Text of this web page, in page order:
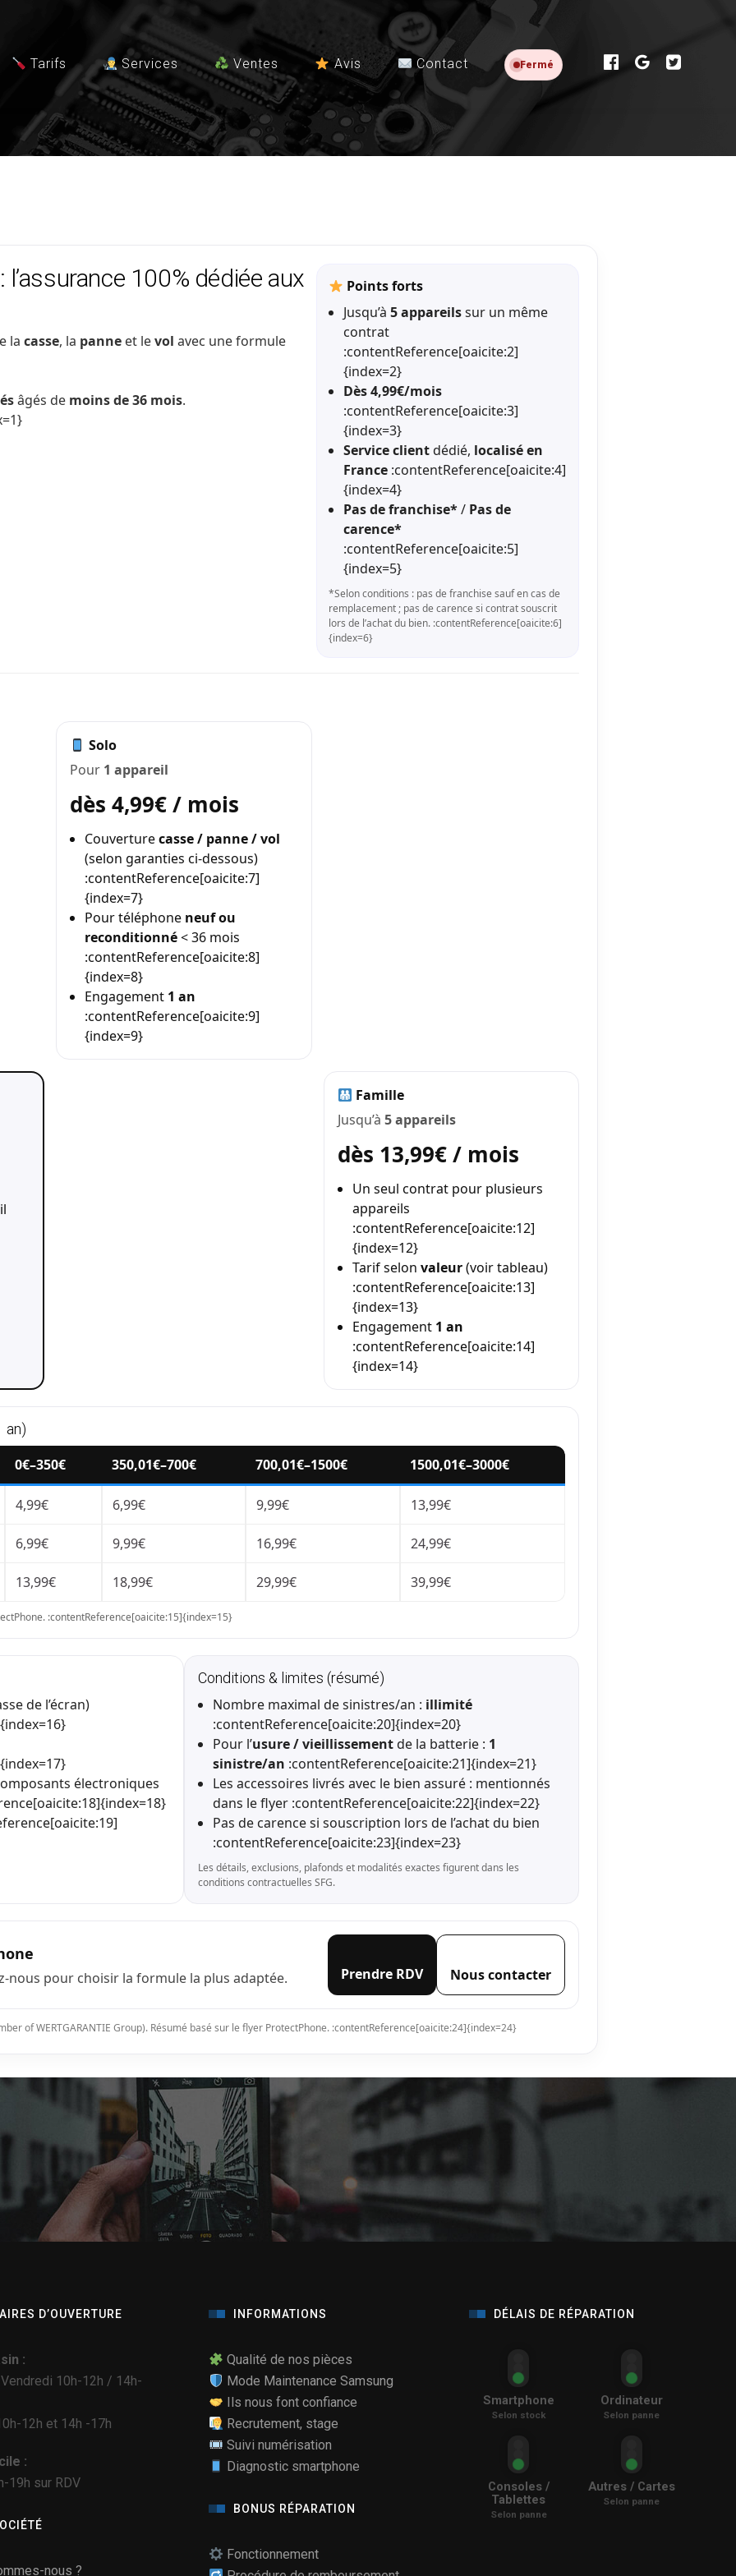
Tarifs Services Ventes Avis Contact Fermé
100% dédiée aux
la casse, la panne et levol avec une formule
âgés de moins de 36 mois.
Points forts
Jusqu’à 5 appareilssur un même
contrat
:contentReference[oaicite:2]
{index=2}
Dès 4,99€/mois
:contentReference[oaicite:3]
{index=3}
Service clientdédié, localisé en
France :contentReference[oaicite:4]
{index=4}
Pas de franchise*/ Pas de
carence*
:contentReference[oaicite:5]
{index=5}
*Selon conditions : pas de franchise sauf en cas de
remplacement ; pas de carence si contrat souscrit
lors de l’achat du bien. :contentReference[oaicite:6]
{index=6}
Solo
Pour 1 appareil
dès 4,99€ / mois
Couverturecasse / panne / vol
(selon garanties ci-dessous)
:contentReference[oaicite:7]
{index=7}
Pour téléphone neuf ou
reconditionné< 36 mois
:contentReference[oaicite:8]
{index=8}
Engagement 1 an
:contentReference[oaicite:9]
{index=9}
Famille
Jusqu’à 5 appareils
dès 13,99€ / mois
Un seul contrat pour plusieurs
appareils
:contentReference[oaicite:12]
{index=12}
Tarif selon valeur(voir tableau)
:contentReference[oaicite:13]
{index=13}
Engagement 1 an
:contentReference[oaicite:14]
{index=14}
an)
0€–350€ 350,01€–700€ 700,01€–1500€ 1500,01€–3000€
4,99€ 6,99€ 9,99€ 13,99€
6,99€ 9,99€ 16,99€ 24,99€
13,99€ 18,99€ 29,99€ 39,99€
:contentReference[oaicite:15]{index=15}
de l’écran)
électroniques
Conditions & limites (résumé)
Nombre maximal de sinistres/an : illimité
:contentReference[oaicite:20]{index=20}
Pour l’usure / vieillissementde la batterie : 1
sinistre/an :contentReference[oaicite:21]{index=21}
Les accessoires livrés avec le bien assuré : mentionnés
dans le flyer :contentReference[oaicite:22]{index=22}
Pas de carence si souscription lors de l’achat du bien
:contentReference[oaicite:23]{index=23}
Les détails, exclusions, plafonds et modalités exactes figurent dans les
conditions contractuelles SFG.
nous pour choisir la formule la plus adaptée. Prendre RDV Nous contacter
of WERTGARANTIE Group). Résumé basé sur le flyer ProtectPhone. :contentReference[oaicite:24]{index=24}
D’OUVERTURE
:
10h-12h / 14h-
12h et 14h -17h
:
19h sur RDV
nous ?
INFORMATIONS
Qualité de nos pièces
Mode Maintenance Samsung
Ils nous font confiance
Recrutement, stage
Suivi numérisation
Diagnostic smartphone
BONUS RÉPARATION
Fonctionnement
DÉLAIS DE RÉPARATION
Smartphone
Selon stock
Ordinateur
Selon panne
Consoles /
Tablettes
Selon panne
Autres / Cartes
Selon panne